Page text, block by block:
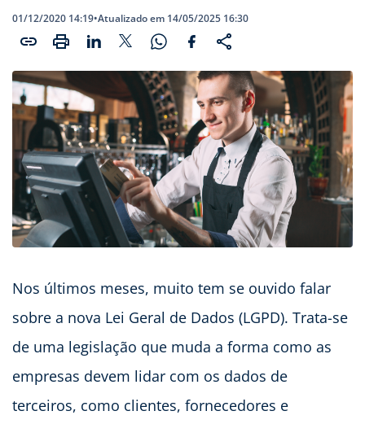
01/12/2020 14:19•Atualizado em 14/05/2025 16:30
Nos últimos meses, muito tem se ouvido falar
sobre a nova Lei Geral de Dados (LGPD). Trata-se
de uma legislação que muda a forma como as
empresas devem lidar com os dados de
terceiros, como clientes, fornecedores e